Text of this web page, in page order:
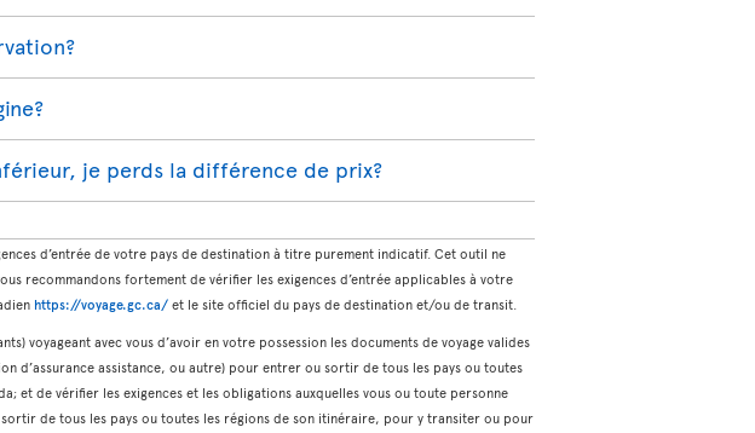
je perds la différence de prix?
d’entrée de votre pays de destination à titre purement indicatif. Cet outil ne
recommandons fortement de vérifier les exigences d’entrée applicables à votre
https://voyage.gc.ca/ et le site officiel du pays de destination et/ou de transit.
voyageant avec vous d’avoir en votre possession les documents de voyage valides
d’assurance assistance, ou autre) pour entrer ou sortir de tous les pays ou toutes
de vérifier les exigences et les obligations auxquelles vous ou toute personne
de tous les pays ou toutes les régions de son itinéraire, pour y transiter ou pour